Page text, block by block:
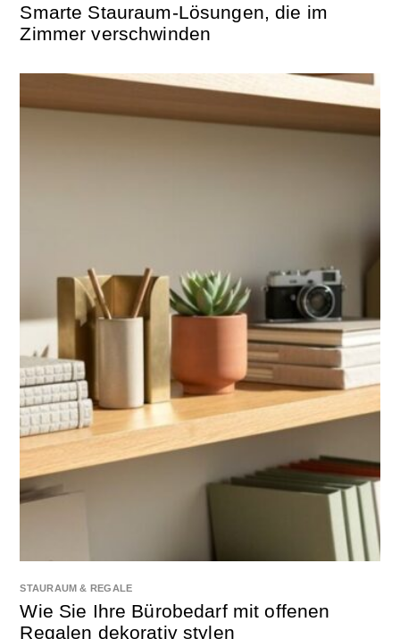
Smarte Stauraum-Lösungen, die im
Zimmer verschwinden
STAURAUM & REGALE
Wie Sie Ihre Bürobedarf mit offenen
Regalen dekorativ stylen